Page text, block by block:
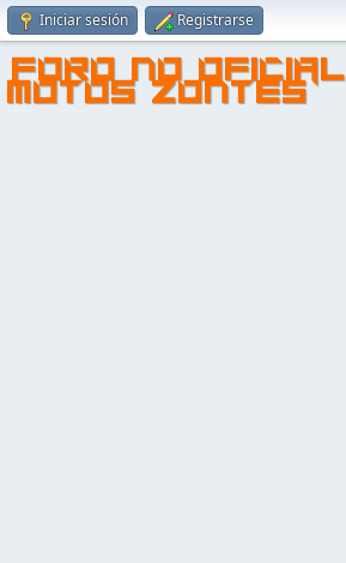
Iniciar sesión Registrarse
FORO NO OFICIAL
MOTOS ZONTES